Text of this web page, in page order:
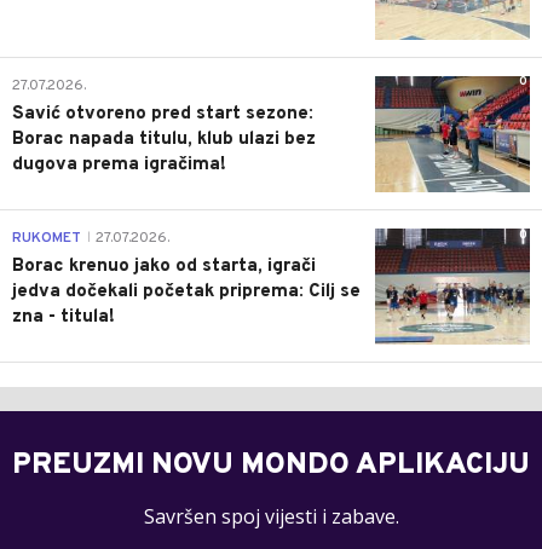
0
27.07.2026.
Savić otvoreno pred start sezone:
Borac napada titulu, klub ulazi bez
dugova prema igračima!
0
RUKOMET 27.07.2026.
Borac krenuo jako od starta, igrači
jedva dočekali početak priprema: Cilj se
zna - titula!
PREUZMI NOVU MONDO APLIKACIJU
Savršen spoj vijesti i zabave.